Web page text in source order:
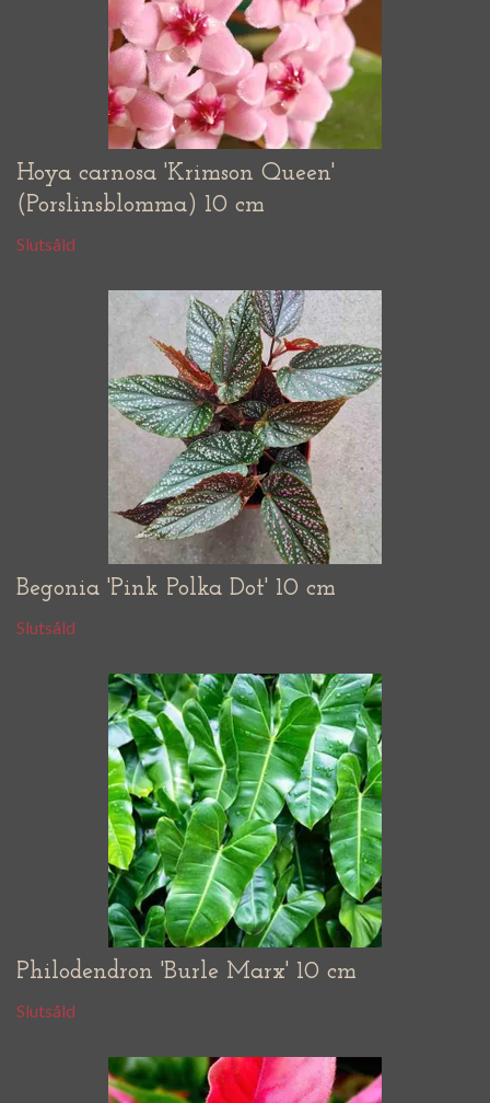
Hoya carnosa 'Krimson Queen'
(Porslinsblomma) 10 cm
Slutsåld
Begonia 'Pink Polka Dot' 10 cm
Slutsåld
Philodendron 'Burle Marx' 10 cm
Slutsåld